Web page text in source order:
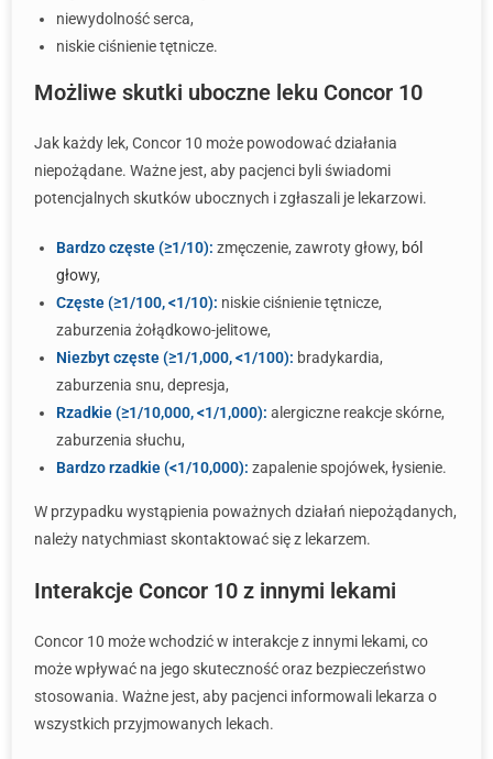
niewydolność serca,
niskie ciśnienie tętnicze.
Możliwe skutki uboczne leku Concor 10
Jak każdy lek, Concor 10 może powodować działania
niepożądane. Ważne jest, aby pacjenci byli świadomi
potencjalnych skutków ubocznych i zgłaszali je lekarzowi.
Bardzo częste (≥1/10): zmęczenie, zawroty głowy, ból
głowy,
Częste (≥1/100, <1/10): niskie ciśnienie tętnicze,
zaburzenia żołądkowo-jelitowe,
Niezbyt częste (≥1/1,000, <1/100): bradykardia,
zaburzenia snu, depresja,
Rzadkie (≥1/10,000, <1/1,000): alergiczne reakcje skórne,
zaburzenia słuchu,
Bardzo rzadkie (<1/10,000): zapalenie spojówek, łysienie.
W przypadku wystąpienia poważnych działań niepożądanych,
należy natychmiast skontaktować się z lekarzem.
Interakcje Concor 10 z innymi lekami
Concor 10 może wchodzić w interakcje z innymi lekami, co
może wpływać na jego skuteczność oraz bezpieczeństwo
stosowania. Ważne jest, aby pacjenci informowali lekarza o
wszystkich przyjmowanych lekach.